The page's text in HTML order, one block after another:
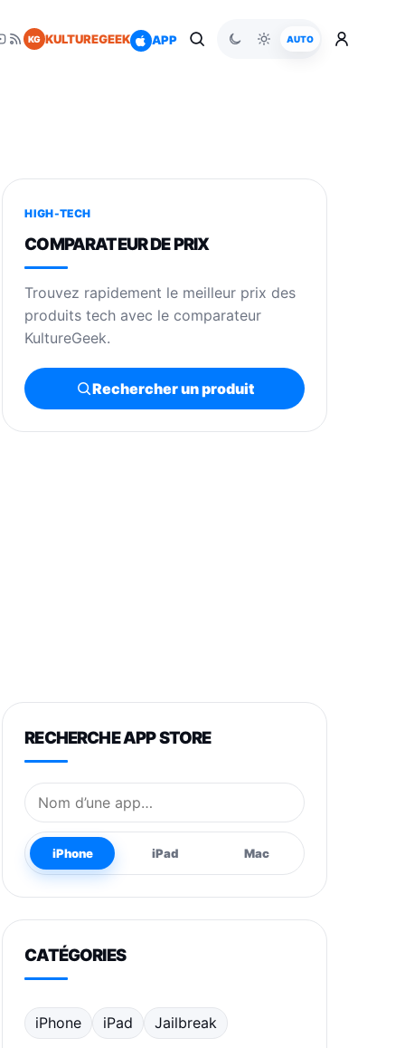
KG KULTUREGEEK APP AUTO
HIGH-TECH
COMPARATEUR DE PRIX
Trouvez rapidement le meilleur prix des
produits tech avec le comparateur
KultureGeek.
Rechercher un produit
RECHERCHE APP STORE
Nom de l’application
iPhone iPad Mac
CATÉGORIES
iPhone iPad Jailbreak